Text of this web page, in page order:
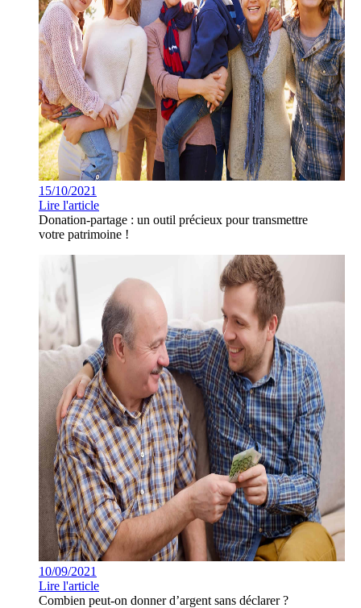
15/10/2021
Lire l'article
Donation-partage : un outil précieux pour transmettre
votre patrimoine !
10/09/2021
Lire l'article
Combien peut-on donner d’argent sans déclarer ?